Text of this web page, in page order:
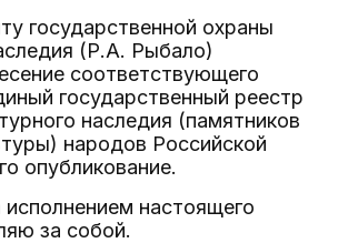
государственной охраны
(Р.А. Рыбало)
соответствующего
государственный реестр
наследия (памятников
народов Российской
опубликование.
настоящего
за собой.